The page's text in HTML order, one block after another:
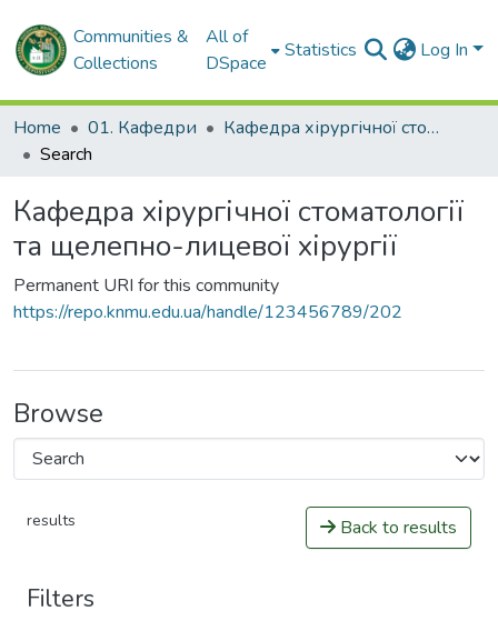
Communities &
Collections
All of
DSpace
Statistics Log In
Home 01. Кафедри
Кафедра хірургічної стоматології та щелепно-лицевої хірургії
Search
Кафедра хірургічної стоматології
та щелепно-лицевої хірургії
Permanent URI for this community
https://repo.knmu.edu.ua/handle/123456789/202
Browse
results Back to results
Filters